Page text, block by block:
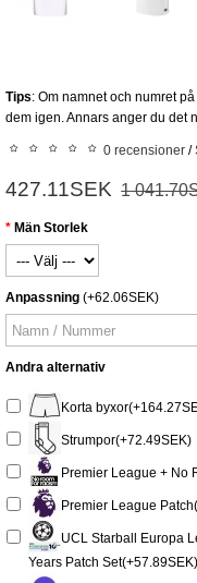
Tips: Om namnet och numret
dem igen. Annars anger du det
0 recensioner /
427.11SEK 1
Män Storlek
Anpassning (+62.06SEK)
Andra alternativ
Korta
Strumpor(+72.49SEK)
Premier League + No
Premier League
UCL Starball Europa
Years Patch Set(+57.89SEK)